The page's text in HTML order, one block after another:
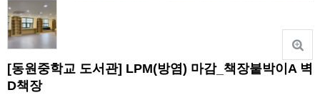
[동원중학교 도서관] LPM(방염) 마감_책장붙박이A 벽
D책장